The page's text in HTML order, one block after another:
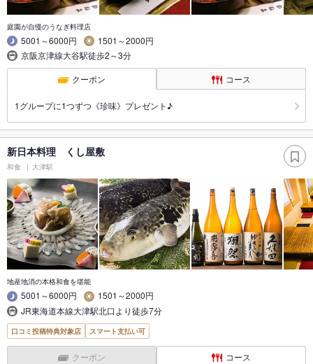
庭園が自慢のうなぎ料理店
5001～6000円
1501～2000円
京阪京津線大谷駅徒歩2～3分
クーポン コース
1グループに1つずつ《珍味》プレゼント♪
新日本料理 くし屋敷
和食 大津駅
地産地消の本格和食を堪能
5001～6000円
1501～2000円
JR東海道本線大津駅北口より徒歩7分
口コミ投稿特典対象店 スマート支払い可
クーポン コース